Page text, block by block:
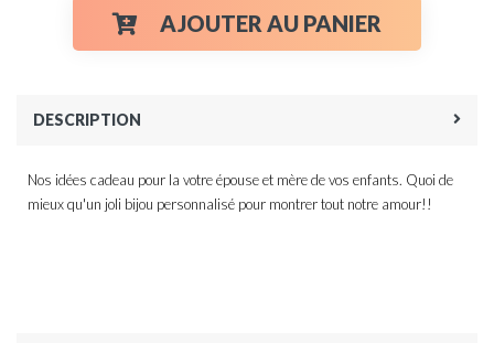
AJOUTER AU PANIER
DESCRIPTION
Nos idées cadeau pour la votre épouse et mère de vos enfants. Quoi de
mieux qu'un joli bijou personnalisé pour montrer tout notre amour!!